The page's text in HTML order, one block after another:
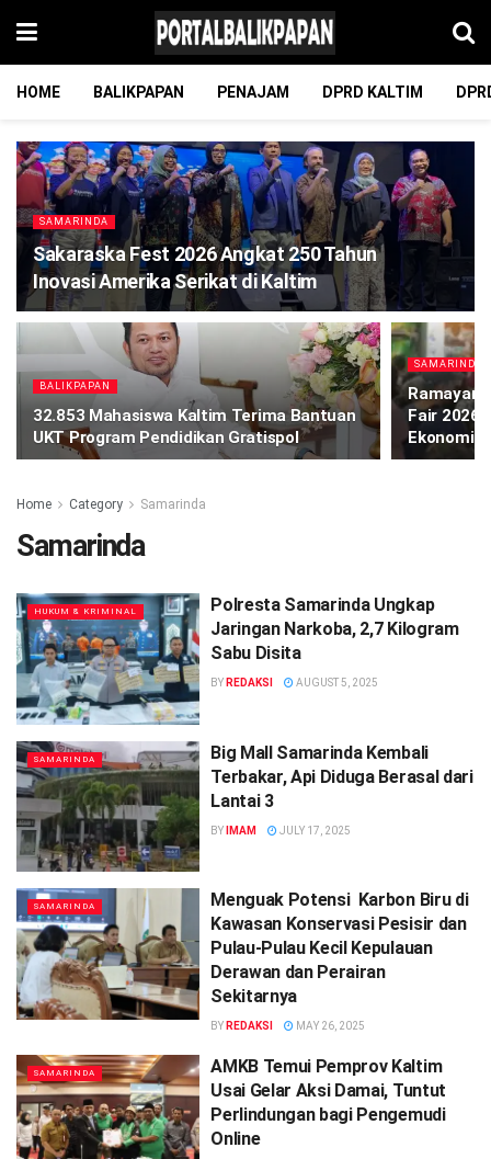
HOME BALIKPAPAN PENAJAM DPRD KALTIM
SAMARINDA
Sakaraska Fest 2026 Angkat 250 Tahun
Inovasi Amerika Serikat di Kaltim
BALIKPAPAN
32.853 Mahasiswa Kaltim Terima Bantuan
UKT Program Pendidikan Gratispol
SAMARINDA
Fair
Ekonomi
Home Category Samarinda
Samarinda
HUKUM & KRIMINAL
Polresta Samarinda Ungkap
Jaringan Narkoba, 2,7 Kilogram
Sabu Disita
BY REDAKSI AUGUST 5, 2025
SAMARINDA
Big Mall Samarinda Kembali
Terbakar, Api Diduga Berasal dari
Lantai 3
BY IMAM JULY 17, 2025
SAMARINDA
Menguak Potensi Karbon Biru di
Kawasan Konservasi Pesisir dan
Pulau-Pulau Kecil Kepulauan
Derawan dan Perairan
Sekitarnya
BY REDAKSI MAY 26, 2025
SAMARINDA
AMKB Temui Pemprov Kaltim
Usai Gelar Aksi Damai, Tuntut
Perlindungan bagi Pengemudi
Online